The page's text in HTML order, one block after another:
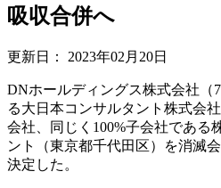
吸収合併へ
更新日： 2023年02月20日
DNホールディングス株式会社（
る大日本コンサルタント株式会
会社、同じく100%子会社である
ント（東京都千代田区）を消滅
決定した。